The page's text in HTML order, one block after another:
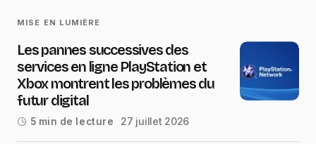
MISE EN LUMIÈRE
Les pannes successives des
services en ligne PlayStation et
Xbox montrent les problèmes du
futur digital
5 min de lecture 27 juillet 2026